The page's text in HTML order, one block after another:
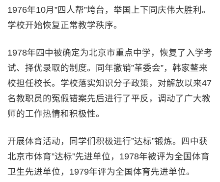
1976年10月”四人帮”垮台，举国上下同庆伟大胜利。
学校开始恢复正常教学秩序。
1978年四中被确定为北京市重点中学，恢复了入学考
试、择优录取的制度。同年撤销”革委会”，韩家鳌来
校担任校长。学校落实知识分子政策，对解放以来47
名教职员的冤假错案先后进行了平反，调动了广大教
师的工作热情和积极性。
开展体育活动，同学们积极进行”达标”锻炼。四中获
北京市体育”达标”先进单位，1978年被评为全国体育
卫生先进单位，1979年评为全国体育先进单位。